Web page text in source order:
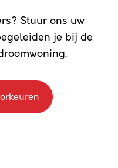
Stuur ons uw
je bij de